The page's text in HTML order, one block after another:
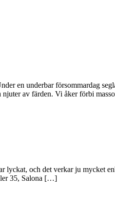
en underbar försommardag
njuter av färden. Vi åker förbi
och det verkar ju mycket
35, Salona […]